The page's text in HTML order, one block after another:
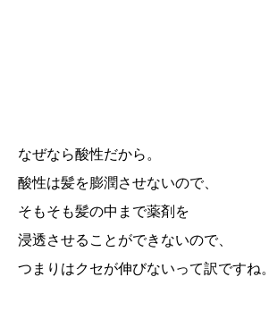
なぜなら酸性だから。
酸性は髪を膨潤させないので、
そもそも髪の中まで薬剤を
浸透させることができないので、
つまりはクセが伸びないって訳ですね。